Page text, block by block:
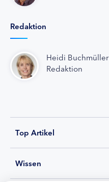
Redaktion
Heidi Buchmüller
Redaktion
Top Artikel
Wissen